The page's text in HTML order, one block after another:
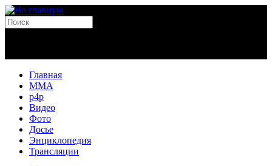
Главная
MMA
p4p
Видео
Фото
Досье
Энциклопедия
Трансляции